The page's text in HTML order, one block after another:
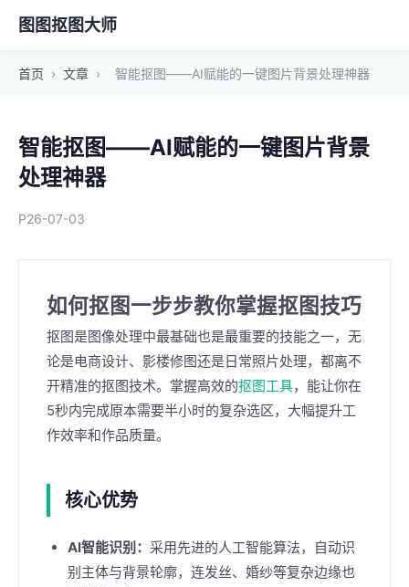
图图抠图大师
首页 › 文章 › 智能抠图——AI赋能的一键图片背景处理神器
智能抠图——AI赋能的一键图片背景
处理神器
P26-07-03
如何抠图一步步教你掌握抠图技巧
抠图是图像处理中最基础也是最重要的技能之一，无
论是电商设计、影楼修图还是日常照片处理，都离不
开精准的抠图技术。掌握高效的抠图工具，能让你在
5秒内完成原本需要半小时的复杂选区，大幅提升工
作效率和作品质量。
核心优势
AI智能识别： 采用先进的人工智能算法，自动识
别主体与背景轮廓，连发丝、婚纱等复杂边缘也